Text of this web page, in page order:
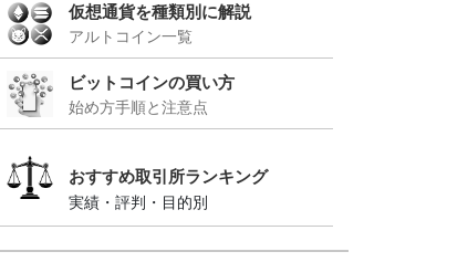
仮想通貨を種類別に解説
アルトコイン一覧
ビットコインの買い方
始め方手順と注意点
おすすめ取引所ランキング
実績・評判・目的別